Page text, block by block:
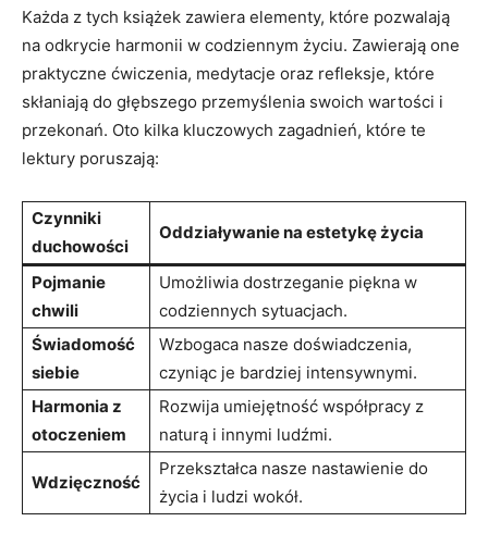
Każda z tych książek zawiera elementy, które pozwalają
na odkrycie harmonii w codziennym życiu. Zawierają one
praktyczne ćwiczenia, medytacje oraz refleksje, które
skłaniają do głębszego przemyślenia swoich wartości i
przekonań. Oto kilka kluczowych zagadnień, które te
lektury poruszają:
Czynniki
duchowości
Oddziaływanie na estetykę życia
Pojmanie
chwili
Umożliwia dostrzeganie piękna w
codziennych sytuacjach.
Świadomość
siebie
Wzbogaca nasze doświadczenia,
czyniąc je bardziej intensywnymi.
Harmonia z
otoczeniem
Rozwija umiejętność współpracy z
naturą i innymi ludźmi.
Wdzięczność
Przekształca nasze nastawienie do
życia i ludzi wokół.